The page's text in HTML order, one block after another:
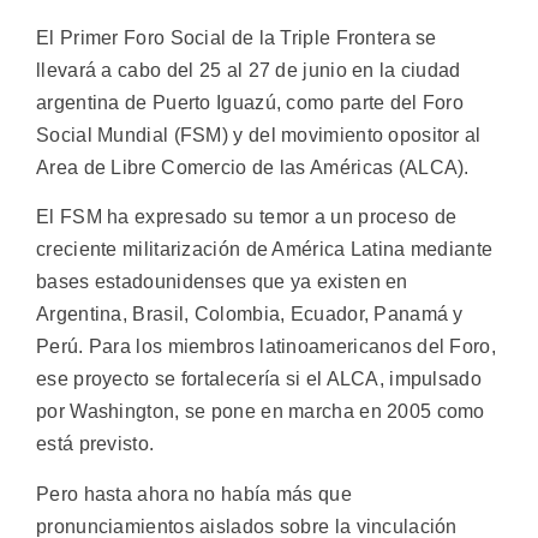
El Primer Foro Social de la Triple Frontera se
llevará a cabo del 25 al 27 de junio en la ciudad
argentina de Puerto Iguazú, como parte del Foro
Social Mundial (FSM) y del movimiento opositor al
Area de Libre Comercio de las Américas (ALCA).
El FSM ha expresado su temor a un proceso de
creciente militarización de América Latina mediante
bases estadounidenses que ya existen en
Argentina, Brasil, Colombia, Ecuador, Panamá y
Perú. Para los miembros latinoamericanos del Foro,
ese proyecto se fortalecería si el ALCA, impulsado
por Washington, se pone en marcha en 2005 como
está previsto.
Pero hasta ahora no había más que
pronunciamientos aislados sobre la vinculación